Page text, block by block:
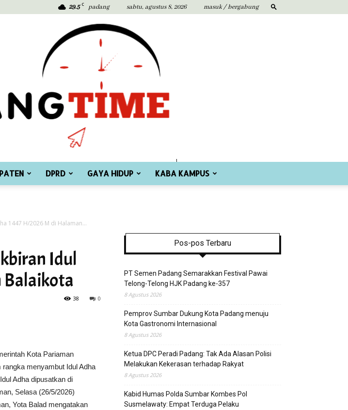
29.5 C padang sabtu, agustus 8, 2026 masuk / bergabung
Time
DPRD GAYA HIDUP KABA KAMPUS
1447 H/2026 M di Halaman...
Idul
Balaikota
0
38
Kota Pariaman
menyambut Idul Adha
Adha dipusatkan di
Selasa (26/5/2026)
Yota Balad mengatakan
Pos-pos Terbaru
PT Semen Padang Semarakkan Festival Pawai
Telong-Telong HJK Padang ke-357
8 Agustus 2026
Pemprov Sumbar Dukung Kota Padang menuju
Kota Gastronomi Internasional
8 Agustus 2026
Ketua DPC Peradi Padang: Tak Ada Alasan Polisi
Melakukan Kekerasan terhadap Rakyat
8 Agustus 2026
Kabid Humas Polda Sumbar Kombes Pol
Susmelawaty: Empat Terduga Pelaku